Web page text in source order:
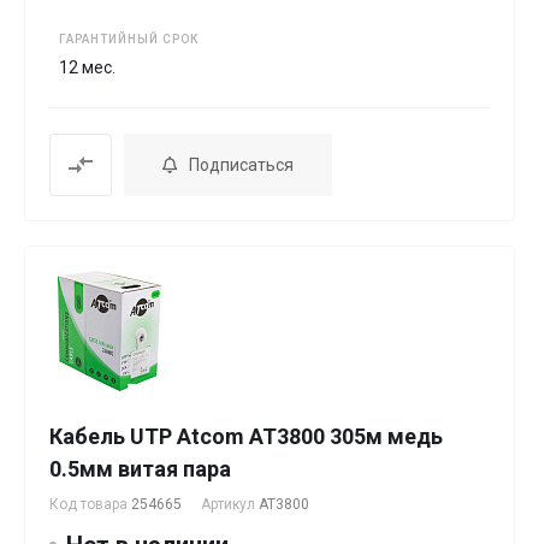
ГАРАНТИЙНЫЙ СРОК
12 мес.
Подписаться
Кабель UTP Atcom AT3800 305м медь
0.5мм витая пара
Код товара 254665 Артикул AT3800